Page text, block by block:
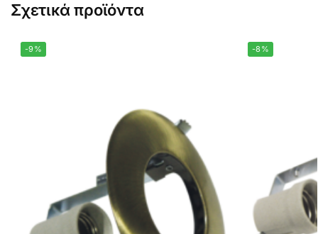
Σχετικά προϊόντα
-9% -8%